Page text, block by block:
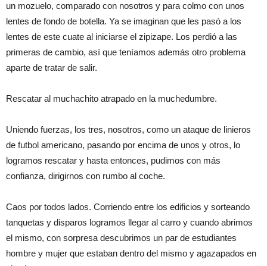
un mozuelo, comparado con nosotros y para colmo con unos
lentes de fondo de botella. Ya se imaginan que les pasó a los
lentes de este cuate al iniciarse el zipizape. Los perdió a las
primeras de cambio, así que teníamos además otro problema
aparte de tratar de salir.
Rescatar al muchachito atrapado en la muchedumbre.
Uniendo fuerzas, los tres, nosotros, como un ataque de linieros
de futbol americano, pasando por encima de unos y otros, lo
logramos rescatar y hasta entonces, pudimos con más
confianza, dirigirnos con rumbo al coche.
Caos por todos lados. Corriendo entre los edificios y sorteando
tanquetas y disparos logramos llegar al carro y cuando abrimos
el mismo, con sorpresa descubrimos un par de estudiantes
hombre y mujer que estaban dentro del mismo y agazapados en